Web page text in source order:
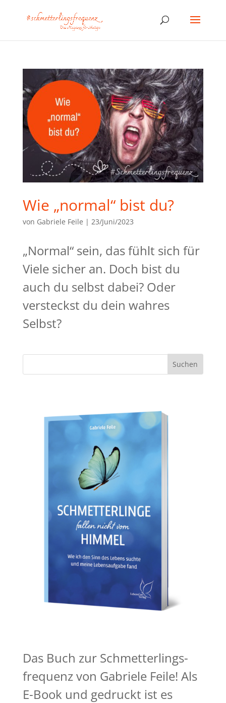
Wie „normal“ bist du?
von Gabriele Feile | 23/Juni/2023
„Normal“ sein, das fühlt sich für
Viele sicher an. Doch bist du
auch du selbst dabei? Oder
versteckst du dein wahres
Selbst?
Das Buch zur Schmetterlings-
frequenz von Gabriele Feile! Als
E-Book und gedruckt ist es